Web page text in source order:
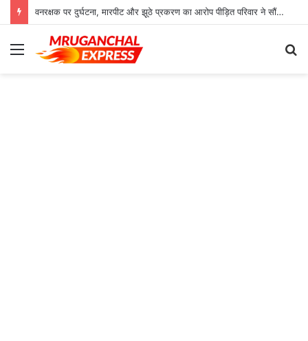
वनरक्षक पर दुर्घटना, मारपीट और झूठे प्रकरण का आरोप पीड़ित परिवार ने सौंपा ज्ञापन
Menu